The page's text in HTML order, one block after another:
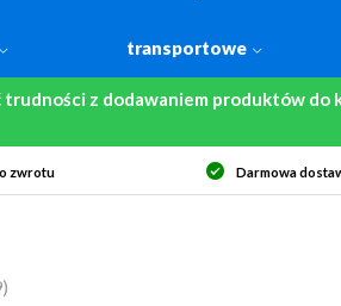
transportowe
z dodawaniem produktów
zł netto